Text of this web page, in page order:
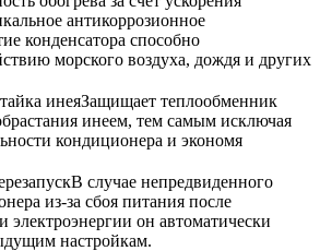
антикоррозионное
конденсатора способно
морского воздуха, дождя и других
инеяЗащищает теплообменник
инеем, тем самым исключая
кондиционера и экономя
В случае непредвиденного
из-за сбоя питания после
электроэнергии он автоматически
настройкам.